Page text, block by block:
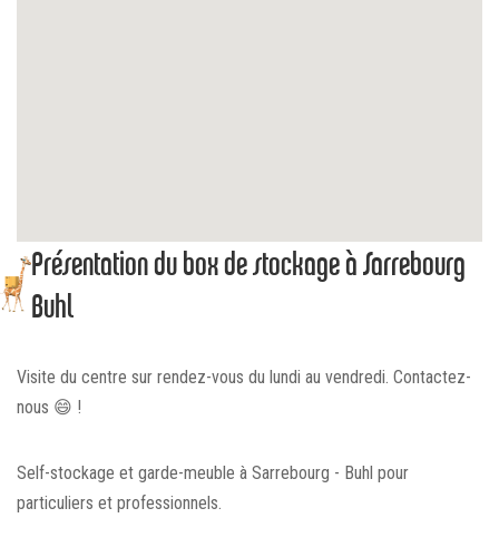
Présentation du box de stockage à Sarrebourg
Buhl
Visite du centre sur rendez-vous du lundi au vendredi. Contactez-
nous 😄 !
Self-stockage et garde-meuble à Sarrebourg - Buhl pour
particuliers et professionnels.